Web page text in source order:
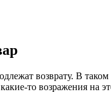
возврату. В
то возражения на